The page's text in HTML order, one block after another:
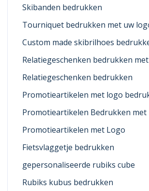
Skibanden bedrukken
Tourniquet bedrukken met uw
Custom made skibrilhoes
Relatiegeschenken bedrukken
Relatiegeschenken bedrukken
Promotieartikelen met logo
Promotieartikelen Bedrukken met
Promotieartikelen met Logo
Fietsvlaggetje bedrukken
gepersonaliseerde rubiks cube
Rubiks kubus bedrukken